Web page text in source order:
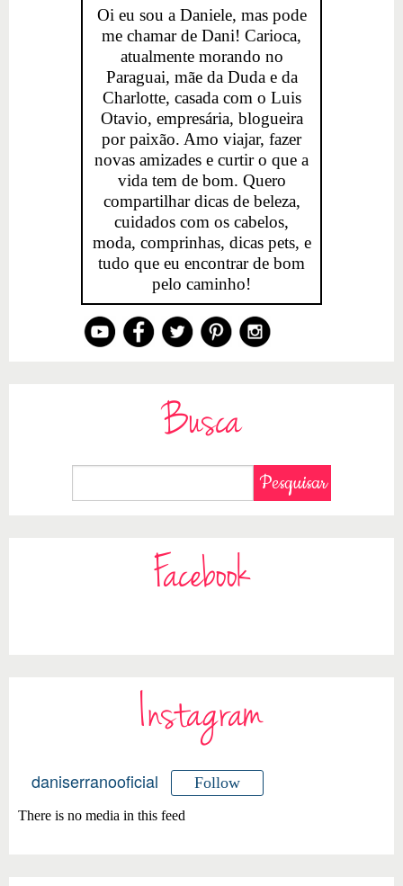
Oi eu sou a Daniele, mas pode
me chamar de Dani! Carioca,
atualmente morando no
Paraguai, mãe da Duda e da
Charlotte, casada com o Luis
Otavio, empresária, blogueira
por paixão. Amo viajar, fazer
novas amizades e curtir o que a
vida tem de bom. Quero
compartilhar dicas de beleza,
cuidados com os cabelos,
moda, comprinhas, dicas pets, e
tudo que eu encontrar de bom
pelo caminho!
Busca
Facebook
Instagram
daniserranooficial Follow
There is no media in this feed